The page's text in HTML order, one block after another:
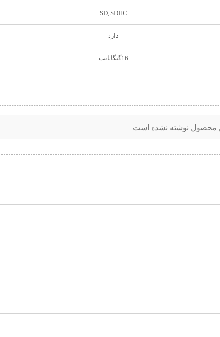
SD, SDHC
دارد
16گیگابایت
محصول نوشته نشده است.